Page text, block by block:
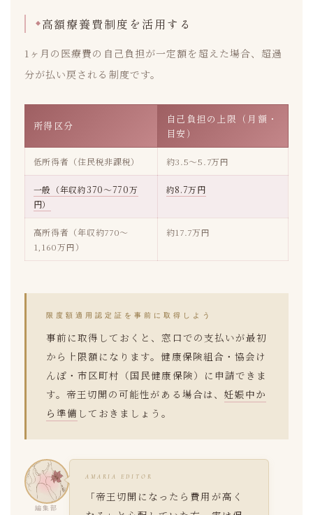
高額療養費制度を活用する
1ヶ月の医療費の自己負担が一定額を超えた場合、超過
分が払い戻される制度です。
所得区分
自己負担の上限（月額・
目安）
低所得者（住民税非課税） 約3.5〜5.7万円
一般（年収約370〜770万
円）
約8.7万円
高所得者（年収約770〜
1,160万円）
約17.7万円
限度額適用認定証を事前に取得しよう
事前に取得しておくと、窓口での支払いが最初
から上限額になります。健康保険組合・協会け
んぽ・市区町村（国民健康保険）に申請できま
す。帝王切開の可能性がある場合は、 妊娠中か
ら準備 しておきましょう。
編集部
AMARIA EDITOR
「帝王切開になったら費用が高く